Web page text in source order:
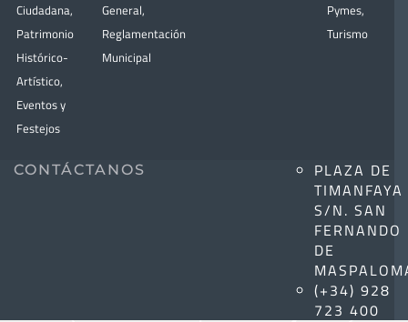
Ciudadana,
Patrimonio
Histórico-
Artístico,
Eventos y
Festejos
General,
Reglamentación
Municipal
Pymes,
Turismo
CONTÁCTANOS
PLAZA DE
TIMANFAYA
S/N. SAN
FERNANDO
DE
(+34) 928
723 400